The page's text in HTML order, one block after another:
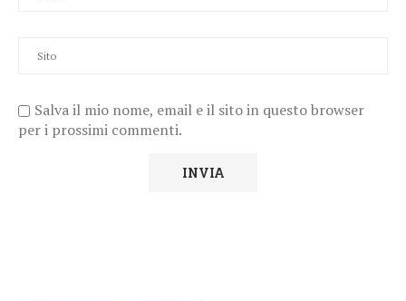
Salva il mio nome, email e il sito in questo browser
per i prossimi commenti.